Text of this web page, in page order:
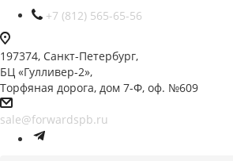
+7 (812) 565-65-56
197374, Санкт-Петербург,
БЦ «Гулливер-2»,
Торфяная дорога, дом 7-Ф, оф. №609
sale@forwardspb.ru